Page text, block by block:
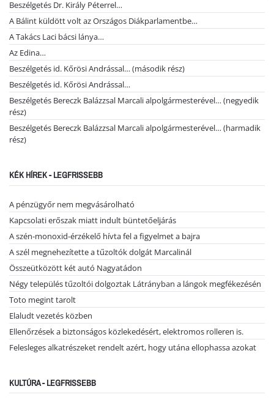
Beszélgetés Dr. Király Péterrel…
A Bálint küldött volt az Országos Diákparlamentbe…
A Takács Laci bácsi lánya…
Az Edina…
Beszélgetés id. Kőrösi Andrással… (második rész)
Beszélgetés id. Kőrösi Andrással…
Beszélgetés Bereczk Balázzsal Marcali alpolgármesterével… (negyedik
rész)
Beszélgetés Bereczk Balázzsal Marcali alpolgármesterével… (harmadik
rész)
KÉK HÍREK - LEGFRISSEBB
A pénzügyőr nem megvásárolható
Kapcsolati erőszak miatt indult büntetőeljárás
A szén-monoxid-érzékelő hívta fel a figyelmet a bajra
A szél megnehezítette a tűzoltók dolgát Marcalinál
Összeütközött két autó Nagyatádon
Négy település tűzoltói dolgoztak Látrányban a lángok megfékezésén
Toto megint tarolt
Elaludt vezetés közben
Ellenőrzések a biztonságos közlekedésért, elektromos rolleren is.
Felesleges alkatrészeket rendelt azért, hogy utána ellophassa azokat
KULTÚRA - LEGFRISSEBB